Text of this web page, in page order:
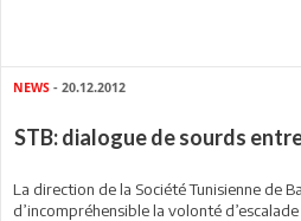
NEWS - 20.12.2012
STB: dialogue de sourds
La direction de la Société Tunisienne de
d’incompréhensible la volonté